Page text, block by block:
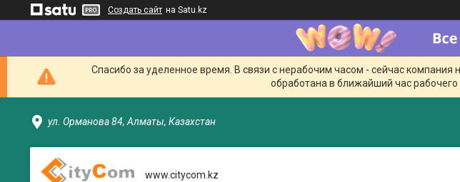
Создать сайт на Satu.kz
Спасибо за уделенное время. В связи с нерабочим часом - сейчас
обработана в ближайший час
ул. Орманова 84, Алматы, Казахстан
www.citycom.kz